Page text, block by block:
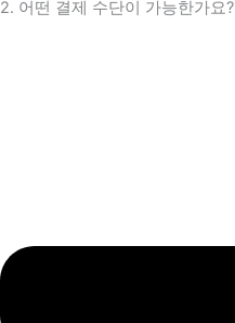
2. 어떤 결제 수단이 가능한가요?